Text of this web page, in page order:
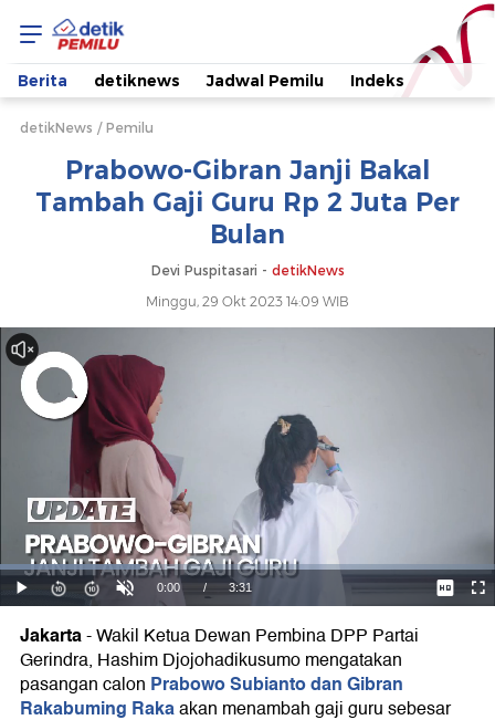
Prabowo-
Gibran
Janji
Bakal
Tambah
Gaji
Guru
Rp
Juta
Per
Bulan
Berita detiknews Jadwal Pemilu Indeks
detikNews Pemilu
Prabowo-Gibran Janji Bakal
Tambah Gaji Guru Rp 2 Juta Per
Bulan
Devi Puspitasari - detikNews
Minggu, 29 Okt 2023 14:09 WIB
Jakarta-Wakil Ketua Dewan Pembina DPP Partai
Gerindra, Hashim Djojohadikusumo mengatakan
pasangan calon Prabowo Subianto dan Gibran
Rakabuming Rakaakan menambah gaji guru sebesar